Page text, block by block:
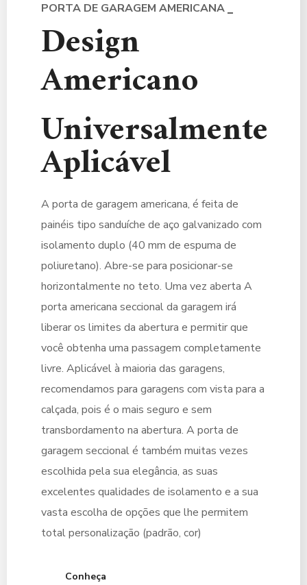
PORTA DE GARAGEM AMERICANA
Design
Americano
Universalmente
Aplicável
A porta de garagem americana, é feita de
painéis tipo sanduíche de aço galvanizado com
isolamento duplo (40 mm de espuma de
poliuretano). Abre-se para posicionar-se
horizontalmente no teto. Uma vez aberta A
porta americana seccional da garagem irá
liberar os limites da abertura e permitir que
você obtenha uma passagem completamente
livre. Aplicável à maioria das garagens,
recomendamos para garagens com vista para a
calçada, pois é o mais seguro e sem
transbordamento na abertura. A porta de
garagem seccional é também muitas vezes
escolhida pela sua elegância, as suas
excelentes qualidades de isolamento e a sua
vasta escolha de opções que lhe permitem
total personalização (padrão, cor)
Conheça